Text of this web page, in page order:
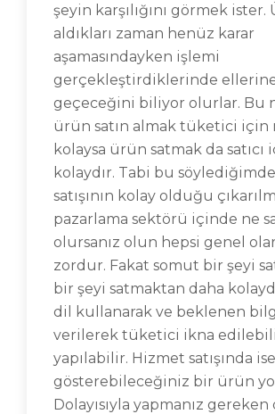
şeyin karşılığını görmek ister.
aldıkları zaman henüz karar
aşamasındayken işlemi
gerçekleştirdiklerinde
geçeceğini biliyor olurlar. Bu
ürün satın almak tüketici için
kolaysa ürün satmak da satıcı
kolaydır. Tabi bu
satışının kolay olduğu
pazarlama sektörü içinde ne
olursanız olun hepsi genel
zordur. Fakat somut bir şeyi
bir şeyi satmaktan daha
dil kullanarak ve beklenen
verilerek tüketici ikna
yapılabilir. Hizmet satışında ise
gösterebileceğiniz bir ürün
Dolayısıyla yapmanız